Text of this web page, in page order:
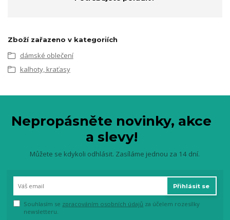
Zboží zařazeno v kategoriích
dámské oblečení
kalhoty, kraťasy
Nepropásněte novinky, akce
a slevy!
Můžete se kdykoli odhlásit. Zasíláme jednou za 14 dní.
Přihlásit se
Souhlasím se zpracováním osobních údajů za účelem rozesílky
newsletteru.